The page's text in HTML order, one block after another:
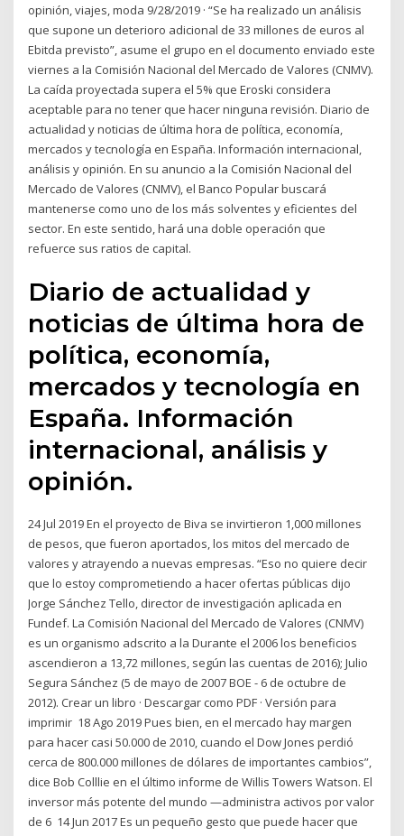
opinión, viajes, moda 9/28/2019 · “Se ha realizado un análisis
que supone un deterioro adicional de 33 millones de euros al
Ebitda previsto”, asume el grupo en el documento enviado este
viernes a la Comisión Nacional del Mercado de Valores (CNMV).
La caída proyectada supera el 5% que Eroski considera
aceptable para no tener que hacer ninguna revisión. Diario de
actualidad y noticias de última hora de política, economía,
mercados y tecnología en España. Información internacional,
análisis y opinión. En su anuncio a la Comisión Nacional del
Mercado de Valores (CNMV), el Banco Popular buscará
mantenerse como uno de los más solventes y eficientes del
sector. En este sentido, hará una doble operación que
refuerce sus ratios de capital.
Diario de actualidad y
noticias de última hora de
política, economía,
mercados y tecnología en
España. Información
internacional, análisis y
opinión.
24 Jul 2019 En el proyecto de Biva se invirtieron 1,000 millones
de pesos, que fueron aportados, los mitos del mercado de
valores y atrayendo a nuevas empresas. “Eso no quiere decir
que lo estoy comprometiendo a hacer ofertas públicas dijo
Jorge Sánchez Tello, director de investigación aplicada en
Fundef. La Comisión Nacional del Mercado de Valores (CNMV)
es un organismo adscrito a la Durante el 2006 los beneficios
ascendieron a 13,72 millones, según las cuentas de 2016​); Julio
Segura Sánchez (5 de mayo de 2007 BOE - 6 de octubre de
2012). Crear un libro · Descargar como PDF · Versión para
imprimir 18 Ago 2019 Pues bien, en el mercado hay margen
para hacer casi 50.000 de 2010, cuando el Dow Jones perdió
cerca de 800.000 millones de dólares de importantes cambios”,
dice Bob Colllie en el último informe de Willis Towers Watson. El
inversor más potente del mundo —administra activos por valor
de 6 14 Jun 2017 Es un pequeño gesto que puede hacer que